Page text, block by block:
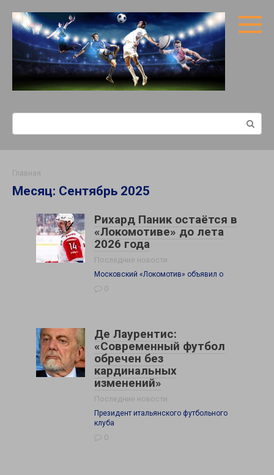
контенту
Поиск:
Главная
Месяц: Сентябрь 2025
Рихард Паник остаётся в
«Локомотиве» до лета
2026 года
Последние новости
Московский «Локомотив» объявил о
0
Де Лаурентис:
«Современный футбол
обречен без
кардинальных
изменений»
Последние новости
Президент итальянского футбольного
клуба
0